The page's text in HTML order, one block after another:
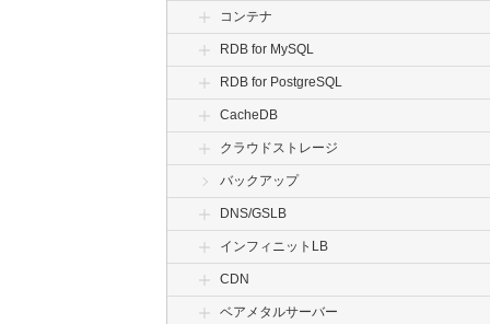
コンテナ
RDB for MySQL
RDB for PostgreSQL
CacheDB
クラウドストレージ
バックアップ
DNS/GSLB
インフィニットLB
CDN
ベアメタルサーバー